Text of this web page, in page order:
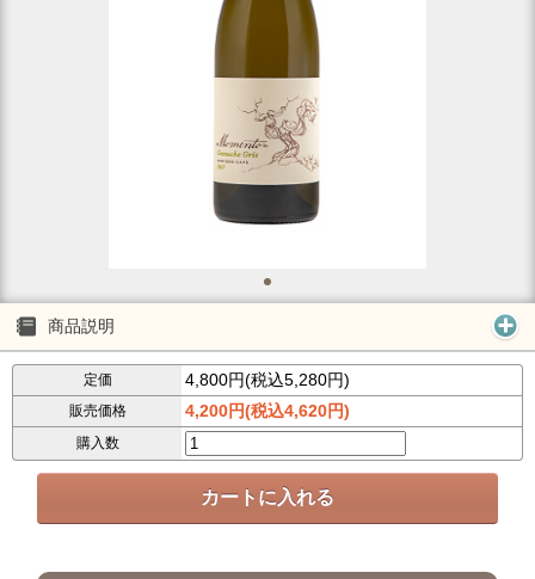
商品説明
定価 4,800円(税込5,280円)
販売価格 4,200円(税込4,620円)
購入数